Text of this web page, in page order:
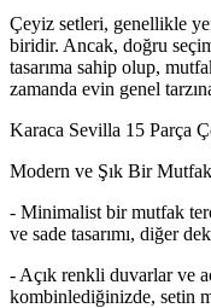
Çeyiz setleri, genellikle
biridir. Ancak, doğru
tasarıma sahip olup,
zamanda evin genel
Karaca Sevilla 15 Parça
Modern ve Şık Bir
- Minimalist bir mutfak
ve sade tasarımı, diğer
- Açık renkli duvarlar ve
kombinlediğinizde, setin